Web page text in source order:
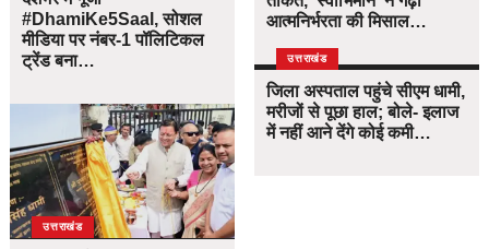
#DhamiKe5Saal, सोशल
मीडिया पर नंबर-1 पॉलिटिकल
ट्रेंड बना…
उत्तराखंड
आत्मनिर्भरता की मिसाल…
उत्तराखंड
जिला अस्पताल पहुंचे सीएम धामी,
मरीजों से पूछा हाल; बोले- इलाज
में नहीं आने देंगे कोई कमी…